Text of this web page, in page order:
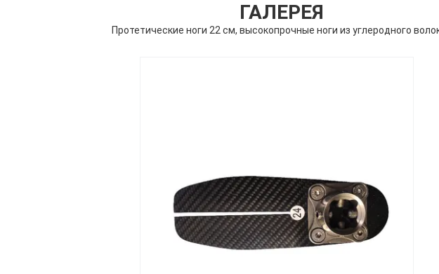
ГАЛЕРЕЯ
Протетические ноги 22 см, высокопрочные ноги из углеродного